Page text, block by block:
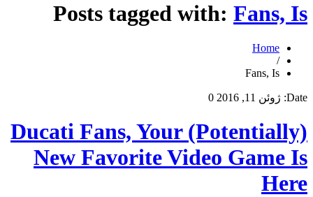
Posts tagged with: Fans, Is
Home
/
Fans, Is
Date: ژوئن 11, 2016 0
Ducati Fans, Your (Potentially)
New Favorite Video Game Is
Here